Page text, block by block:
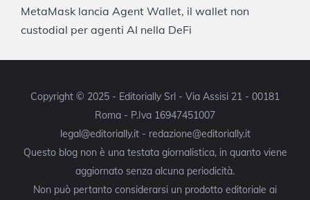
MetaMask lancia Agent Wallet, il wallet non
custodial per agenti AI nella DeFi
Copyright © 2025 - Editorially Srl - Via Assisi 21 - 00181
Roma - P.Iva 16947451007
legal@editorially.it - redazione@editorially.it
Questo blog non è una testata giornalistica, in quanto viene
aggiornato senza alcuna periodicità.
Non può pertanto considerarsi un prodotto editoriale ai